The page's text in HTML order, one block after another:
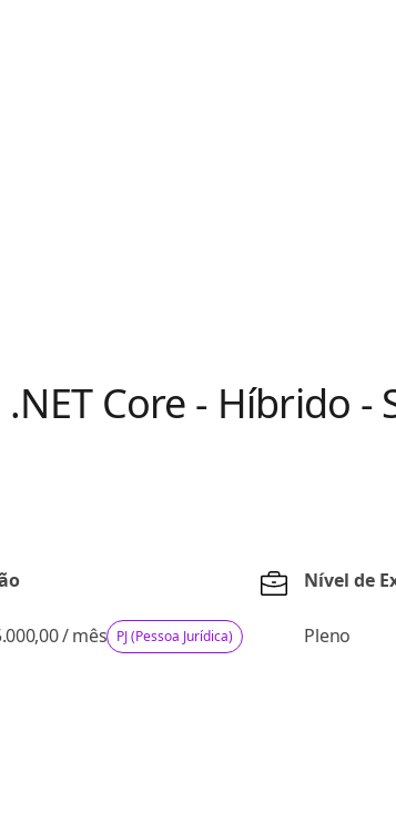
Core - Híbrido -
/mês PJ (Pessoa Jurídica)
Nível de
Pleno